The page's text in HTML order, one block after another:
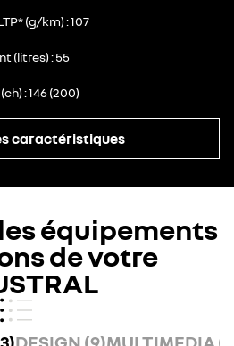
(g/km) 107
(litres) 55
146 (200)
caractéristiques
équipements
de votre